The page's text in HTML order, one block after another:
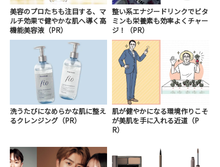
美容のプロたちも注目する、マ
ルチ効果で健やかな肌へ導く高
機能美容液（PR）
整い系エナジードリンクでビタ
ミンも栄養素も効率よくチャー
ジ！（PR）
洗うたびになめらかな肌に整え
るクレンジング（PR）
肌が健やかになる環境作りこそ
が美肌を手に入れる近道（P
R）